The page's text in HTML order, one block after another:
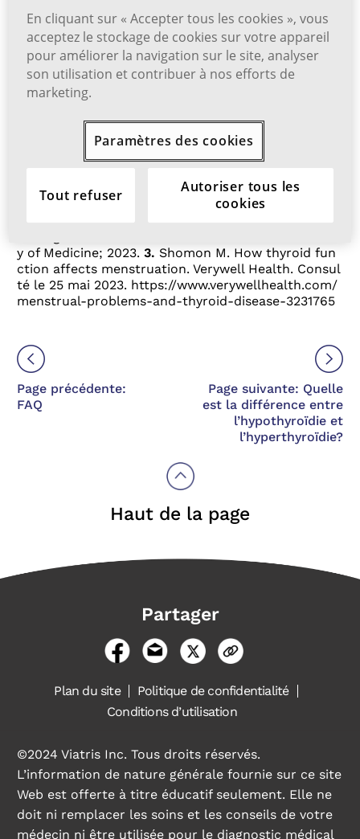
symptôme d’hypothyroïdie. Parlez à
votre médecin afin de prévoir une
évaluation du fonctionnement de votre
glande thyroïde.
Références :
John JD, Damodaran V, Radhakrishnan S. Assess
men with abnormal uterine bleeding.Int J Reprod
Contracept Obstet Gynecol.
2017;6(6):2547-2552.
y of Medicine; 2023.3. Shomon M. How thyroid fun
ction affects menstruation. Verywell Health. Consul
té le 25 mai 2023. https://www.verywellhealth.com/
menstrual-problems-and-thyroid-disease-3231765
Page suivante: Quelle
est la différence entre
l’hypothyroïdie et
l’hyperthyroïdie?
Page précédente:
FAQ
Haut de la page
Partager
Plan du site
Politique de confidentialité
Conditions d’utilisation
©2024 Viatris Inc. Tous droits réservés.
L’information de nature générale fournie sur ce site
Web est offerte à titre éducatif seulement. Elle ne
doit ni remplacer les soins et les conseils de votre
médecin ni être utilisée pour le diagnostic médical
En cliquant sur « Accepter tous les cookies », vous
acceptez le stockage de cookies sur votre appareil
pour améliorer la navigation sur le site, analyser
son utilisation et contribuer à nos efforts de
marketing.
Paramètres des cookies
Tout refuser
Autoriser tous les
cookies